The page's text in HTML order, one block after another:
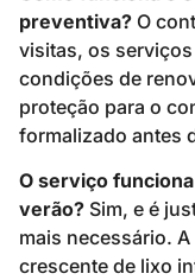
preventiva? O
visitas, os
condições de
proteção para o
formalizado antes
O serviço
verão? Sim, e é
mais necessário.
crescente de lixo